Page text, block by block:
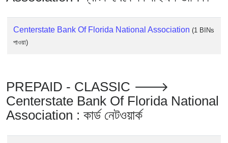
Centerstate Bank Of Florida National Association (1 BINs
পাওয়া)
PREPAID - CLASSIC 🡒
Centerstate Bank Of Florida National
Association : কার্ড নেটওয়ার্ক